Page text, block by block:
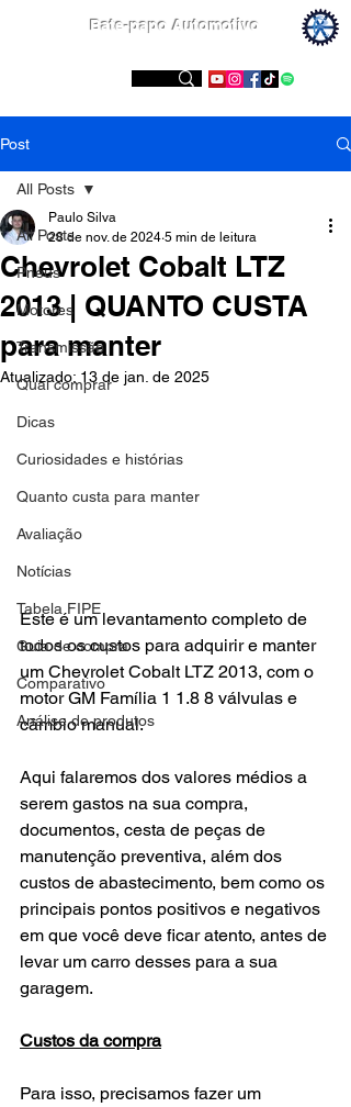
Bate-papo Automotivo
Post
All Posts
Pneus
Motores
Transmissão
Qual comprar
Dicas
Curiosidades e histórias
Quanto custa para manter
Avaliação
Notícias
Tabela FIPE
Guia de compra
Comparativo
Análise de produtos
All Posts
Chevrolet Cobalt LTZ
2013 | QUANTO CUSTA
para manter
Paulo Silva
28 de nov. de 2024 5 min de leitura
Atualizado: 13 de jan. de 2025
Este é um levantamento completo de
todos os custos para adquirir e manter
um Chevrolet Cobalt LTZ 2013, com o
motor GM Família 1 1.8 8 válvulas e
câmbio manual.
Aqui falaremos dos valores médios a
serem gastos na sua compra,
documentos, cesta de peças de
manutenção preventiva, além dos
custos de abastecimento, bem como os
principais pontos positivos e negativos
em que você deve ficar atento, antes de
levar um carro desses para a sua
garagem.
Custos da compra
Para isso, precisamos fazer um